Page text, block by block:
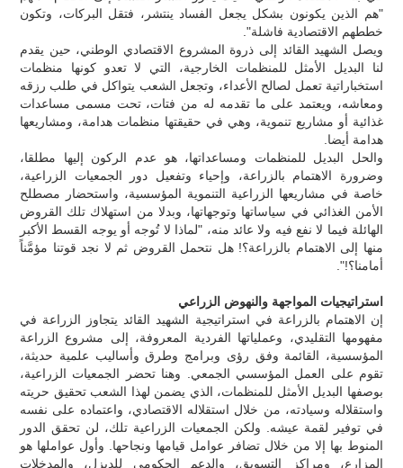
"هم الذين يكونون بشكل يجعل الفساد ينتشر، فتقل البركات، وتكون
خططهم الاقتصادية فاشلة".
ويصل الشهيد القائد إلى ذروة المشروع الاقتصادي الوطني، حين يقدم
لنا البديل الأمثل للمنظمات الخارجية، التي لا تعدو كونها منظمات
استخباراتية تعمل لصالح الأعداء، وتجعل الشعب يتواكل في طلب رزقه
ومعاشه، ويعتمد على ما تقدمه له من فتات، تحت مسمى مساعدات
غذائية أو مشاريع تنموية، وهي في حقيقتها منظمات هدامة، ومشاريعها
هدامة أيضا.
والحل البديل للمنظمات ومساعداتها، هو عدم الركون إليها مطلقا،
وضرورة الاهتمام بالزراعة، وإحياء وتفعيل دور الجمعيات الزراعية،
خاصة في مشاريعها الزراعية التنموية المؤسسية، واستحضار مصطلح
الأمن الغذائي في سياساتها وتوجهاتها، وبدلا من استهلاك تلك القروض
الهائلة فيما لا نفع فيه ولا عائد منه، "لماذا لا تُوجه أو يوجه القسط الأكبر
منها إلى الاهتمام بالزراعة؟! هل نتحمل القروض ثم لا نجد قوتنا مؤمَّناً
أمامنا؟!".
استراتيجيات المواجهة والنهوض الزراعي
إن الاهتمام بالزراعة في استراتيجية الشهيد القائد يتجاوز الزراعة في
مفهومها التقليدي، وعملياتها الفردية المعروفة، إلى مشروع الزراعة
المؤسسية، القائمة وفق رؤى وبرامج وطرق وأساليب علمية حديثة،
تقوم على العمل المؤسسي الجمعي. وهنا تحضر الجمعيات الزراعية،
بوصفها البديل الأمثل للمنظمات، الذي يضمن لهذا الشعب تحقيق حريته
واستقلاله وسيادته، من خلال استقلاله الاقتصادي، واعتماده على نفسه
في توفير لقمة عيشه. ولكن الجمعيات الزراعية تلك، لن تحقق الدور
المنوط بها إلا من خلال تضافر عوامل قيامها ونجاحها. وأول عواملها هو
المزارع، ومراكز التسويق، والدعم الحكومي للديزل، والمدخلات